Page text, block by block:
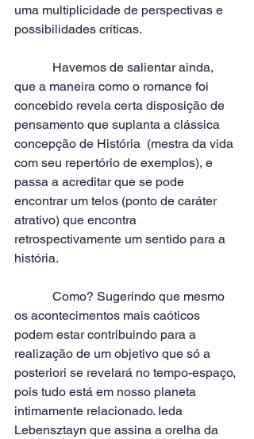
uma multiplicidade de perspectivas e
possibilidades críticas.
que a maneira como o romance foi
concebido revela certa disposição de
pensamento que suplanta a clássica
concepção de História  (mestra da vida
com seu repertório de exemplos), e
passa a acreditar que se pode
encontrar um telos (ponto de caráter
atrativo) que encontra
retrospectivamente um sentido para a
história.
os acontecimentos mais caóticos
podem estar contribuindo para a
realização de um objetivo que só a
posteriori se revelará no tempo-espaço,
pois tudo está em nosso planeta
intimamente relacionado. Ieda
Lebensztayn que assina a orelha da